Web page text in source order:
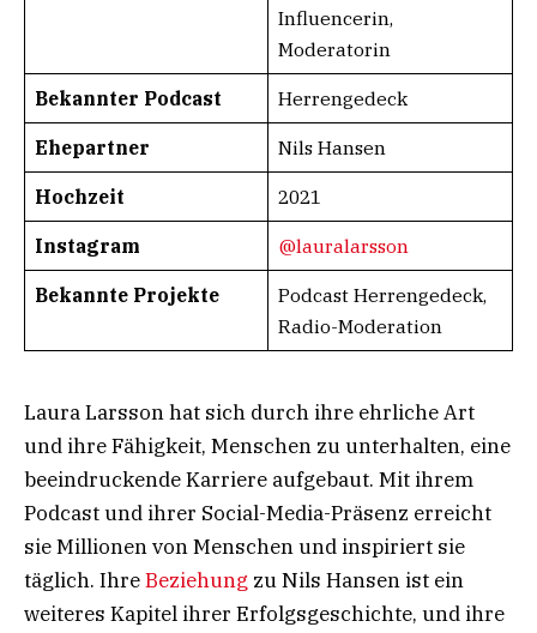
Influencerin,
Moderatorin
Bekannter Podcast Herrengedeck
Ehepartner Nils Hansen
Hochzeit 2021
Instagram @lauralarsson
Bekannte Projekte
Podcast Herrengedeck,
Radio-Moderation
Laura Larsson hat sich durch ihre ehrliche Art
und ihre Fähigkeit, Menschen zu unterhalten, eine
beeindruckende Karriere aufgebaut. Mit ihrem
Podcast und ihrer Social-Media-Präsenz erreicht
sie Millionen von Menschen und inspiriert sie
täglich. IhreBeziehung zu Nils Hansen ist ein
weiteres Kapitel ihrer Erfolgsgeschichte, und ihre